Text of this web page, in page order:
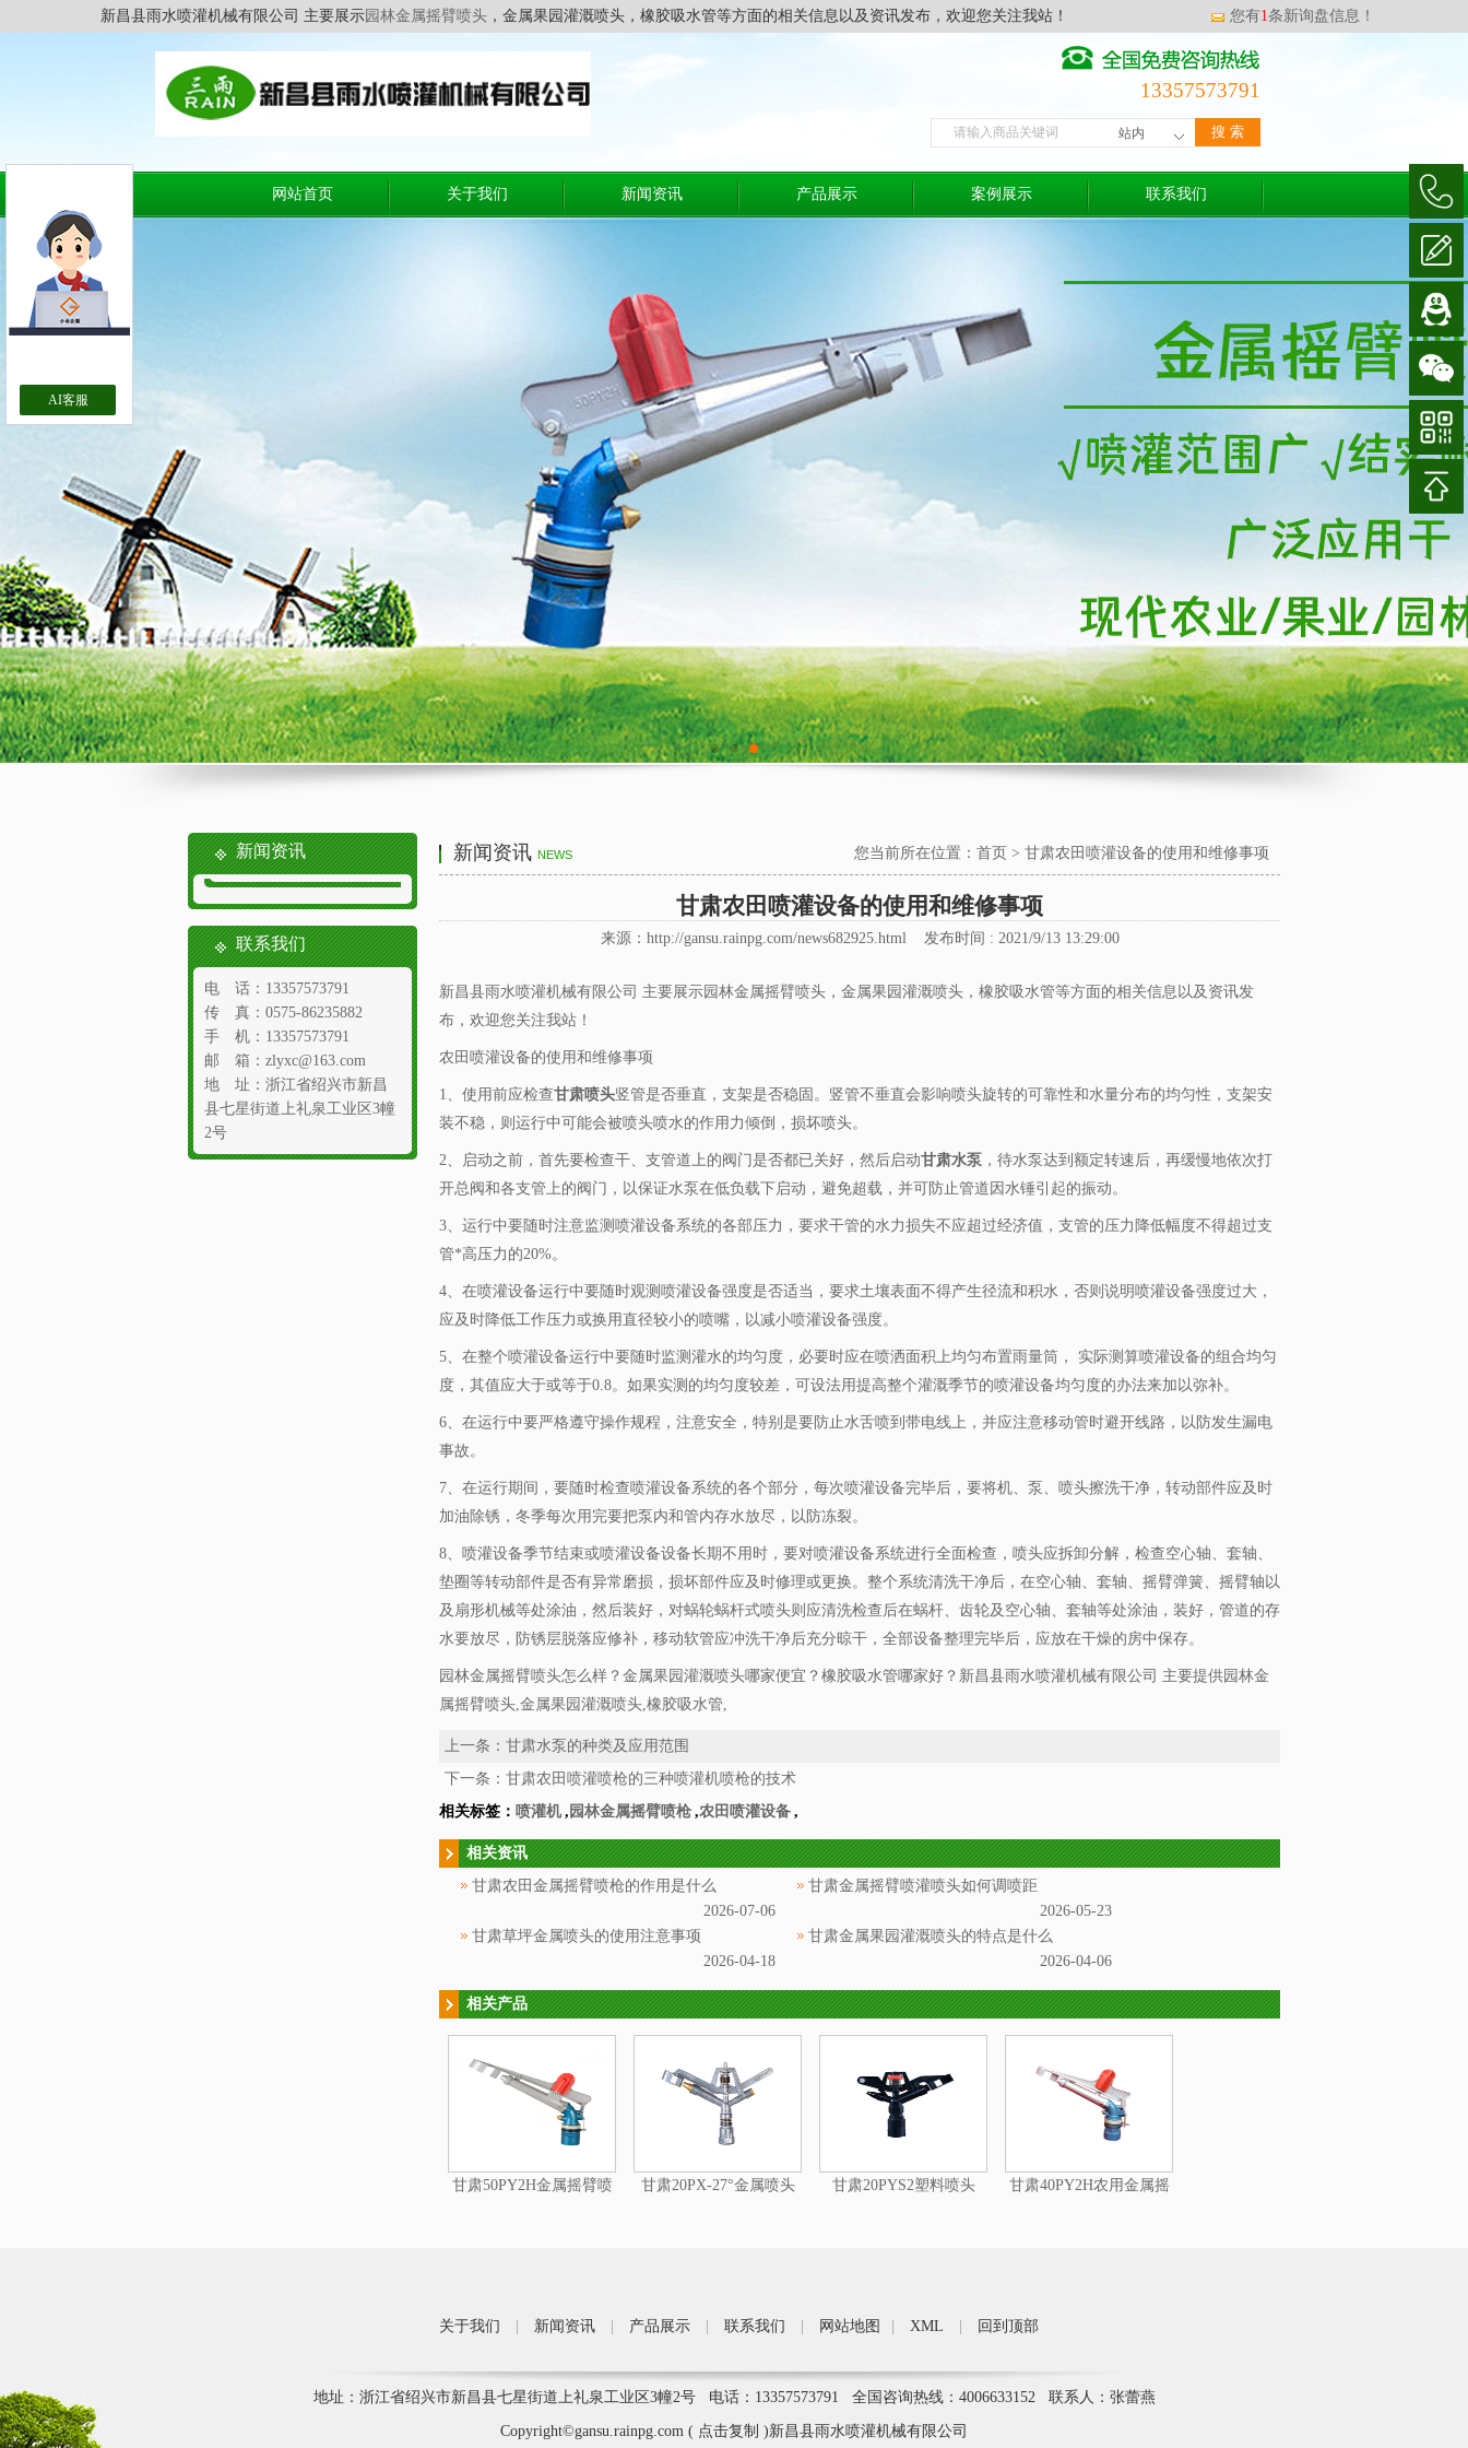
新昌县雨水喷灌机械有限公司 主要展示园林金属摇臂喷头 ，金属果园灌溉喷头，橡胶吸水管等方面的相关信息以及资讯发布，欢迎您关注我站！ 您有1条新询盘信息！
13357573791
网站首页 关于我们 新闻资讯 产品展示 案例展示 联系我们
新闻资讯
联系我们
电 话：13357573791
传 真：0575-86235882
手 机：13357573791
邮 箱：zlyxc@163.com
地 址：浙江省绍兴市新昌
县七星街道上礼泉工业区3幢
2号
新闻资讯 NEWS 您当前所在位置： 首页 > 甘肃农田喷灌设备的使用和维修事项
甘肃农田喷灌设备的使用和维修事项
来源：http://gansu.rainpg.com/news682925.html 发布时间 : 2021/9/13 13:29:00
新昌县雨水喷灌机械有限公司 主要展示园林金属摇臂喷头 ，金属果园灌溉喷头，橡胶吸水管等方面的相关信息以及资讯发
布，欢迎您关注我站！
农田喷灌设备的使用和维修事项
1、使用前应检查甘肃喷头竖管是否垂直，支架是否稳固。竖管不垂直会影响喷头旋转的可靠性和水量分布的均匀性，支架安
装不稳，则运行中可能会被喷头喷水的作用力倾倒，损坏喷头。
2、启动之前，首先要检查干、支管道上的阀门是否都已关好，然后启动甘肃水泵 ，待水泵达到额定转速后，再缓慢地依次打
开总阀和各支管上的阀门，以保证水泵在低负载下启动，避免超载，并可防止管道因水锤引起的振动。
3、运行中要随时注意监测喷灌设备系统的各部压力，要求干管的水力损失不应超过经济值，支管的压力降低幅度不得超过支
管*高压力的20%。
4、在喷灌设备运行中要随时观测喷灌设备强度是否适当，要求土壤表面不得产生径流和积水，否则说明喷灌设备强度过大，
应及时降低工作压力或换用直径较小的喷嘴，以减小喷灌设备强度。
5、在整个喷灌设备运行中要随时监测灌水的均匀度，必要时应在喷洒面积上均匀布置雨量筒， 实际测算喷灌设备的组合均匀
度，其值应大于或等于0.8。如果实测的均匀度较差，可设法用提高整个灌溉季节的喷灌设备均匀度的办法来加以弥补。
6、在运行中要严格遵守操作规程，注意安全，特别是要防止水舌喷到带电线上，并应注意移动管时避开线路，以防发生漏电
事故。
7、在运行期间，要随时检查喷灌设备系统的各个部分，每次喷灌设备完毕后，要将机、泵、喷头擦洗干净，转动部件应及时
加油除锈，冬季每次用完要把泵内和管内存水放尽，以防冻裂。
8、喷灌设备季节结束或喷灌设备设备长期不用时，要对喷灌设备系统进行全面检查，喷头应拆卸分解，检查空心轴、套轴、
垫圈等转动部件是否有异常磨损，损坏部件应及时修理或更换。整个系统清洗干净后，在空心轴、套轴、摇臂弹簧、摇臂轴以
及扇形机械等处涂油，然后装好，对蜗轮蜗杆式喷头则应清洗检查后在蜗杆、齿轮及空心轴、套轴等处涂油，装好，管道的存
水要放尽，防锈层脱落应修补，移动软管应冲洗干净后充分晾干，全部设备整理完毕后，应放在干燥的房中保存。
园林金属摇臂喷头怎么样？金属果园灌溉喷头哪家便宜？橡胶吸水管哪家好？新昌县雨水喷灌机械有限公司 主要提供园林金
属摇臂喷头,金属果园灌溉喷头,橡胶吸水管,
上一条： 甘肃水泵的种类及应用范围
下一条： 甘肃农田喷灌喷枪的三种喷灌机喷枪的技术
相关标签： 喷灌机 , 园林金属摇臂喷枪 ,农田喷灌设备 ,
相关资讯
甘肃农田金属摇臂喷枪的作用是什么
2026-07-06
甘肃金属摇臂喷灌喷头如何调喷距
2026-05-23
甘肃草坪金属喷头的使用注意事项
2026-04-18
甘肃金属果园灌溉喷头的特点是什么
2026-04-06
相关产品
甘肃50PY2H金属摇臂喷
甘肃20PX-27°金属喷头 甘肃20PYS2塑料喷头
甘肃40PY2H农用金属摇
关于我们 新闻资讯 产品展示 联系我们 网站地图 XML 回到顶部
地址：浙江省绍兴市新昌县七星街道上礼泉工业区3幢2号 电话：13357573791 全国咨询热线：4006633152 联系人：张蕾燕
Copyright©gansu.rainpg.com ( 点击复制 )新昌县雨水喷灌机械有限公司
AI客服